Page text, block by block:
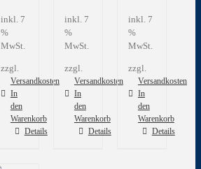
inkl. 7
%
MwSt.
zzgl.
Versandkosten
In
den
Warenkorb
Details
inkl. 7
%
MwSt.
zzgl.
Versandkosten
In
den
Warenkorb
Details
inkl. 7
%
MwSt.
zzgl.
Versandkosten
In
den
Warenkorb
Details